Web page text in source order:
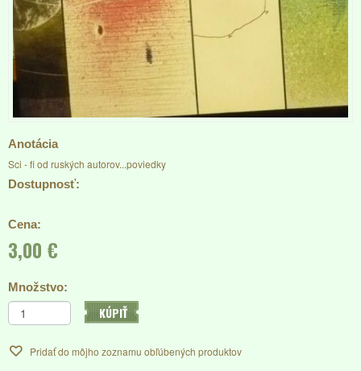
Anotácia
Sci - fi od ruských autorov...poviedky
Dostupnosť:
Cena:
3,00 €
Množstvo:
KÚPIŤ
Pridať do môjho zoznamu obľúbených produktov